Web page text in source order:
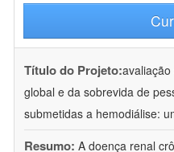
Título do Projeto:
global e da sobrevida de
submetidas a hemodiálise:
Resumo: A doença renal